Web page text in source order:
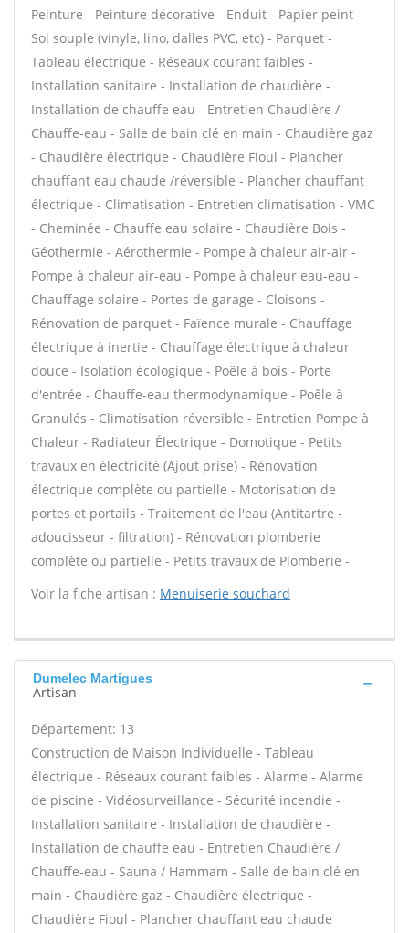
Peinture - Peinture décorative - Enduit - Papier peint -
Sol souple (vinyle, lino, dalles PVC, etc) - Parquet -
Tableau électrique - Réseaux courant faibles -
Installation sanitaire - Installation de chaudière -
Installation de chauffe eau - Entretien Chaudière /
Chauffe-eau - Salle de bain clé en main - Chaudière gaz
- Chaudière électrique - Chaudière Fioul - Plancher
chauffant eau chaude /réversible - Plancher chauffant
électrique - Climatisation - Entretien climatisation - VMC
- Cheminée - Chauffe eau solaire - Chaudière Bois -
Géothermie - Aérothermie - Pompe à chaleur air-air -
Pompe à chaleur air-eau - Pompe à chaleur eau-eau -
Chauffage solaire - Portes de garage - Cloisons -
Rénovation de parquet - Faïence murale - Chauffage
électrique à inertie - Chauffage électrique à chaleur
douce - Isolation écologique - Poêle à bois - Porte
d'entrée - Chauffe-eau thermodynamique - Poêle à
Granulés - Climatisation réversible - Entretien Pompe à
Chaleur - Radiateur Électrique - Domotique - Petits
travaux en électricité (Ajout prise) - Rénovation
électrique complète ou partielle - Motorisation de
portes et portails - Traitement de l'eau (Antitartre -
adoucisseur - filtration) - Rénovation plomberie
complète ou partielle - Petits travaux de Plomberie -
Voir la fiche artisan : Menuiserie souchard
Dumelec Martigues
Artisan
Département: 13
Construction de Maison Individuelle - Tableau
électrique - Réseaux courant faibles - Alarme - Alarme
de piscine - Vidéosurveillance - Sécurité incendie -
Installation sanitaire - Installation de chaudière -
Installation de chauffe eau - Entretien Chaudière /
Chauffe-eau - Sauna / Hammam - Salle de bain clé en
main - Chaudière gaz - Chaudière électrique -
Chaudière Fioul - Plancher chauffant eau chaude